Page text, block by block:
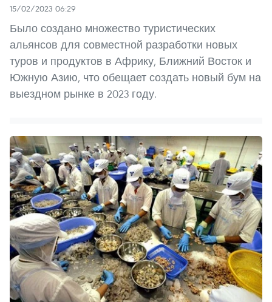
15/02/2023 06:29
Было создано множество туристических
альянсов для совместной разработки новых
туров и продуктов в Африку, Ближний Восток и
Южную Азию, что обещает создать новый бум на
выездном рынке в 2023 году.